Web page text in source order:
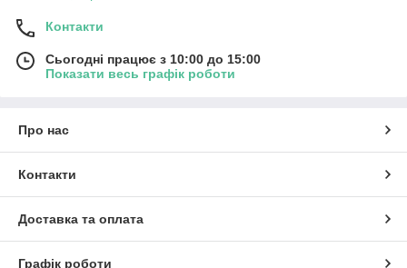
Контакти
Сьогодні працює з 10:00 до 15:00
Показати весь графік роботи
Про нас
Контакти
Доставка та оплата
Графік роботи